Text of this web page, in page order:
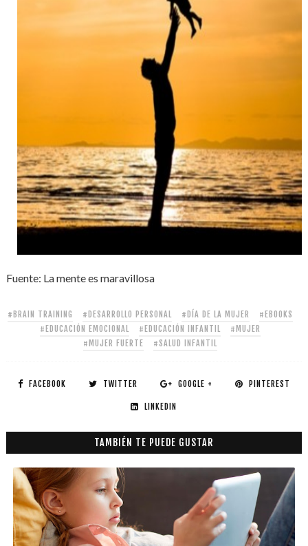
Fuente: La mente es maravillosa
#BRAIN TRAINING #DESARROLLO PERSONAL #DÍA DE LA MUJER
#EBOOKS
#EDUCACIÓN EMOCIONAL
#EDUCACIÓN INFANTIL
#MUJER
#MUJER FUERTE
#SALUD INFANTIL
FACEBOOK TWITTER GOOGLE + PINTEREST
LINKEDIN
TAMBIÉN TE PUEDE GUSTAR